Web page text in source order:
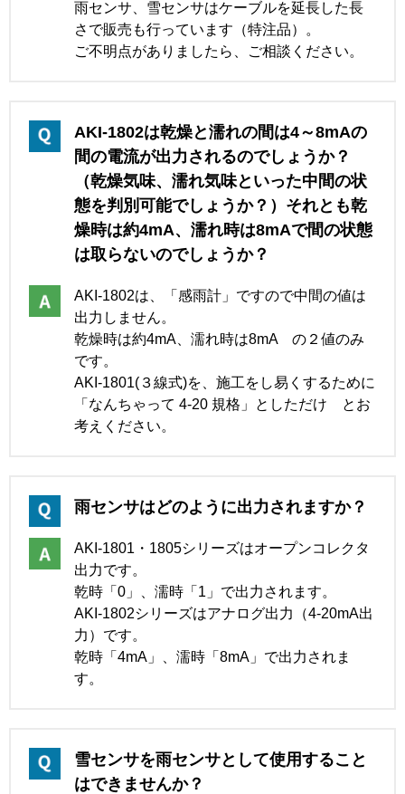
雨センサ、雪センサはケーブルを延長した長
さで販売も行っています（特注品）。
ご不明点がありましたら、ご相談ください。
AKI-1802は乾燥と濡れの間は4～8mAの
間の電流が出力されるのでしょうか？
（乾燥気味、濡れ気味といった中間の状
態を判別可能でしょうか？）それとも乾
燥時は約4mA、濡れ時は8mAで間の状態
は取らないのでしょうか？
AKI-1802は、「感雨計」ですので中間の値は
出力しません。
乾燥時は約4mA、濡れ時は8mA の２値のみ
です。
AKI-1801(３線式)を、施工をし易くするために
「なんちゃって 4-20 規格」としただけ とお
考えください。
雨センサはどのように出力されますか？
AKI-1801・1805シリーズはオープンコレクタ
出力です。
乾時「0」、濡時「1」で出力されます。
AKI-1802シリーズはアナログ出力（4-20mA出
力）です。
乾時「4mA」、濡時「8mA」で出力されま
す。
雪センサを雨センサとして使用すること
はできませんか？